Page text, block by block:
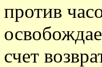
против
счет